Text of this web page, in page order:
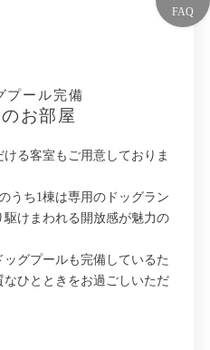
プール完備
お部屋
る客室もご用意しておりま
うち1棟は専用のドッグラン
けまわれる開放感が魅力の
グプールも完備しているた
ひとときをお過ごしいただ